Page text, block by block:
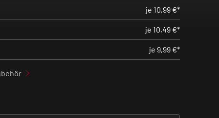
je 10,99 €*
je 10,49 €*
je 9,99 €*